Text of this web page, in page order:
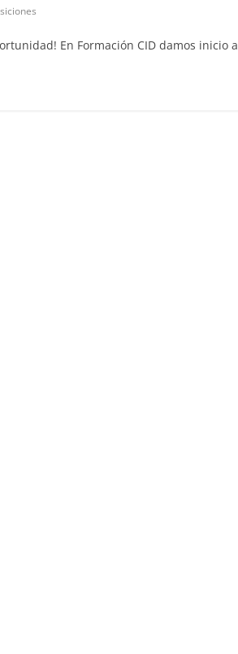
En Formación CID damos inicio a